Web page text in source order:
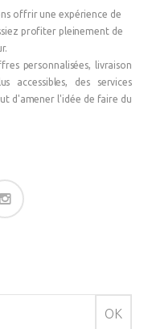
offrir une expérience de
profiter pleinement de
personnalisées, livraison
accessibles, des services
d'amener l'idée de faire du
OK